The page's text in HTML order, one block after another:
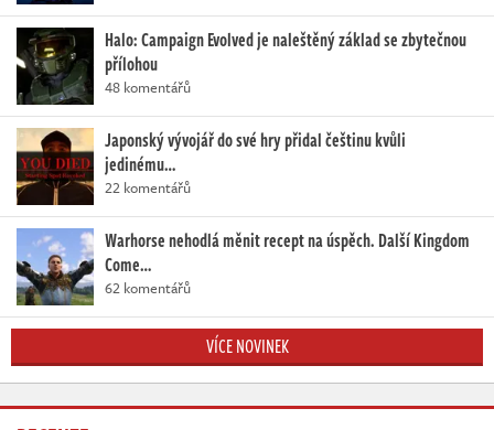
Halo: Campaign Evolved je naleštěný základ se zbytečnou
přílohou
48 komentářů
Japonský vývojář do své hry přidal češtinu kvůli
jedinému…
22 komentářů
Warhorse nehodlá měnit recept na úspěch. Další Kingdom
Come…
62 komentářů
VÍCE NOVINEK